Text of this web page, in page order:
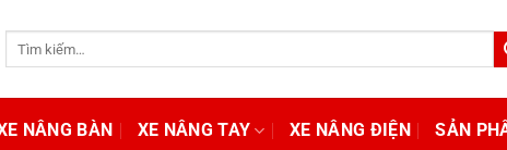
NÂNG BÀN XE NÂNG TAY XE NÂNG ĐIỆN SẢN